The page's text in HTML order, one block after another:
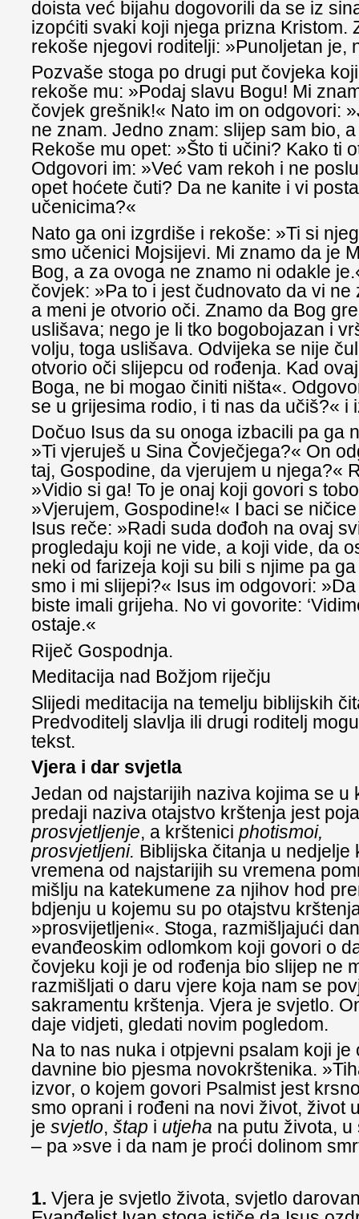
doista već bijahu dogovorili da se iz
izopćiti svaki koji njega prizna Kristom.
rekoše njegovi roditelji: »Punoljetan je,
Pozvaše stoga po drugi put čovjeka
rekoše mu: »Podaj slavu Bogu! Mi
čovjek grešnik!« Nato im on odgovori:
ne znam. Jedno znam: slijep sam bio,
Rekoše mu opet: »Što ti učini? Kako ti
Odgovori im: »Već vam rekoh i ne
opet hoćete čuti? Da ne kanite i vi
učenicima?«
Nato ga oni izgrdiše i rekoše: »Ti si
smo učenici Mojsijevi. Mi znamo da je
Bog, a za ovoga ne znamo ni odakle
čovjek: »Pa to i jest čudnovato da vi ne
a meni je otvorio oči. Znamo da Bog
uslišava; nego je li tko bogobojazan i
volju, toga uslišava. Odvijeka se nije
otvorio oči slijepcu od rođenja. Kad
Boga, ne bi mogao činiti ništa«.
se u grijesima rodio, i ti nas da učiš?« i
Dočuo Isus da su onoga izbacili pa ga
»Ti vjeruješ u Sina Čovječjega?« On
taj, Gospodine, da vjerujem u njega?«
»Vidio si ga! To je onaj koji govori s
»Vjerujem, Gospodine!« I baci se
Isus reče: »Radi suda dođoh na ovaj
progledaju koji ne vide, a koji vide, da
neki od farizeja koji su bili s njime pa
smo i mi slijepi?« Isus im odgovori:
biste imali grijeha. No vi govorite:
ostaje.«
Riječ Gospodnja.
Meditacija nad Božjom riječju
Slijedi meditacija na temelju biblijskih
Predvoditelj slavlja ili drugi roditelj
tekst.
Vjera i dar svjetla
Jedan od najstarijih naziva kojima se u
predaji naziva otajstvo krštenja jest
prosvjetljenje, a kršteniciphotismoi,
prosvjetljeni. Biblijska čitanja u nedjelje
vremena od najstarijih su vremena
mišlju na katekumene za njihov hod
bdjenju u kojemu su po otajstvu
»prosvijetljeni«. Stoga, razmišljajući
evanđeoskim odlomkom koji govori o
čovjeku koji je od rođenja bio slijep ne
razmišljati o daru vjere koja nam se
sakramentu krštenja. Vjera je svjetlo.
daje vidjeti, gledati novim pogledom.
Na to nas nuka i otpjevni psalam koji
davnine bio pjesma novokrštenika.
izvor, o kojem govori Psalmist jest
smo oprani i rođeni na novi život, život
jesvjetlo,štap i utjeha na putu života,
– pa »sve i da nam je proći dolinom
1. Vjera je svjetlo života, svjetlo